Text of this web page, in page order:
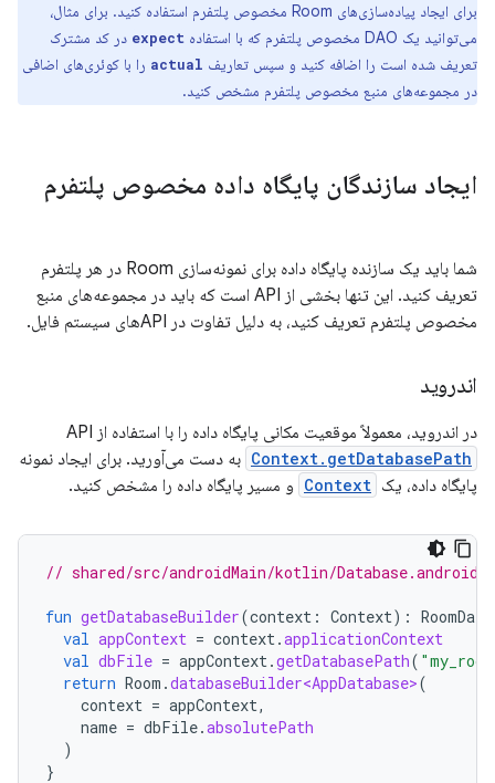
برای ایجاد پیاده‌سازی‌های Room مخصوص پلتفرم استفاده کنید. برای مثال،
می‌توانید یک DAO مخصوص پلتفرم که با استفاده
expect در کد مشترک
تعریف شده است را اضافه کنید و سپس تعاریف actual را با کوئری‌های اضافی
در مجموعه‌های منبع مخصوص پلتفرم مشخص کنید.
ایجاد سازندگان پایگاه داده مخصوص پلتفرم
شما باید یک سازنده پایگاه داده برای نمونه‌سازی Room در هر پلتفرم
تعریف کنید. این تنها بخشی از API است که باید در مجموعه‌های منبع
مخصوص پلتفرم تعریف کنید، به دلیل تفاوت در APIهای سیستم فایل.
اندروید
در اندروید، معمولاً موقعیت مکانی پایگاه داده را با استفاده از API
Context.getDatabasePath به دست می‌آورید. برای ایجاد نمونه
پایگاه داده، یک Context و مسیر پایگاه داده را مشخص کنید.
// shared/src/androidMain/kotlin/
fun getDatabaseBuilder(context : Context):
val appContext = context.applicationContext
val dbFile = appContext.getDatabasePath(
return Room .databaseBuilder<AppDatabase>(
context = appContext,
name = dbFile.absolutePath
)
}